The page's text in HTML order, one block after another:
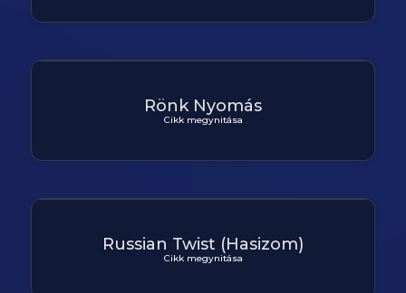
Rönk Nyomás
Cikk megynitása
Russian Twist (Hasizom)
Cikk megynitása